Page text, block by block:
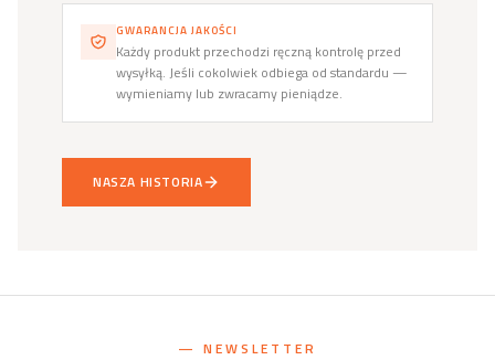
GWARANCJA JAKOŚCI
Każdy produkt przechodzi ręczną kontrolę przed
wysyłką. Jeśli cokolwiek odbiega od standardu —
wymieniamy lub zwracamy pieniądze.
NASZA HISTORIA
— NEWSLETTER